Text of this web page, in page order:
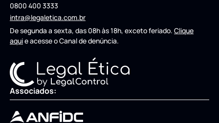
0800 400 3333
intra@legaletica.com.br
De segunda a sexta, das 08h às 18h, exceto feriado. Clique
aquie acesse o Canal de denúncia.
Associados: